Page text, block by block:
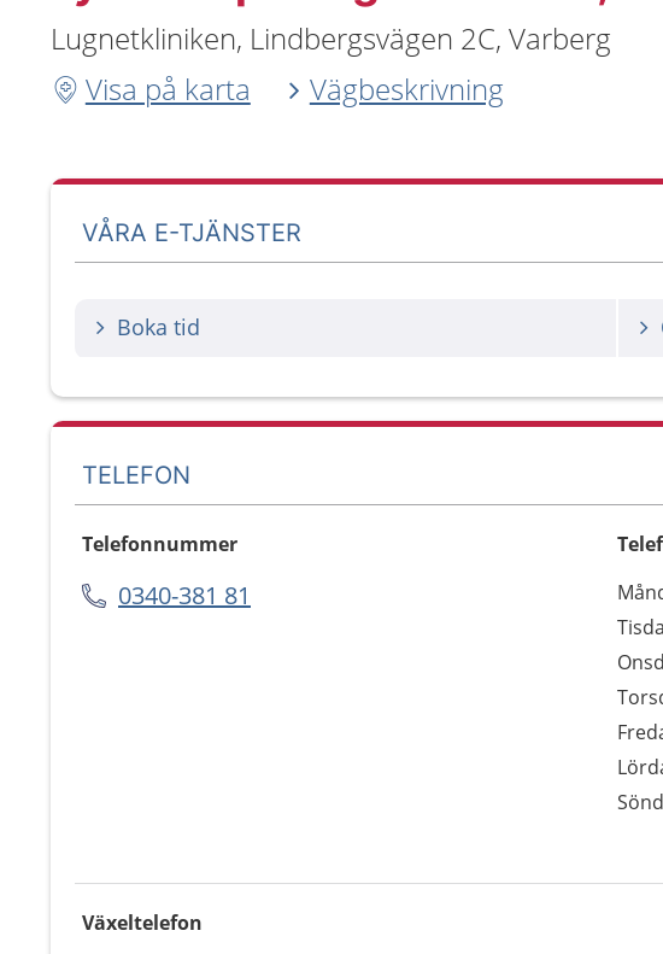
Lugnetkliniken, Lindbergsvägen 2C, Varberg
Visa på karta
Vägbeskrivning
VÅRA E-TJÄNSTER
Boka tid
TELEFON
Telefonnummer
0340-381 81 Dag
Växeltelefon